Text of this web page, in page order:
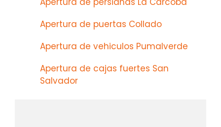
Apertura de puertas Collado
Apertura de vehiculos Pumalverde
Apertura de cajas fuertes San
Salvador